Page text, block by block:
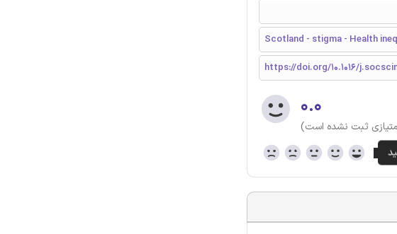
Scotland - stigma - Health
https://doi.org/10.1016/
۰.۰
ثبت نشده است)